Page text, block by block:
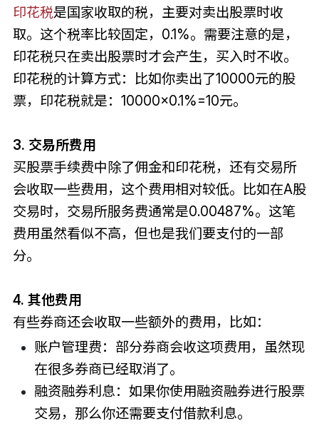
印花税是国家收取的税，主要对卖出股票时收
取。这个税率比较固定，0.1%。需要注意的是，
印花税只在卖出股票时才会产生，买入时不收。
印花税的计算方式：比如你卖出了10000元的股
票，印花税就是：10000×0.1%=10元。
3. 交易所费用
买股票手续费中除了佣金和印花税，还有交易所
会收取一些费用，这个费用相对较低。比如在A股
交易时，交易所服务费通常是0.00487%。这笔
费用虽然看似不高，但也是我们要支付的一部
分。
4. 其他费用
有些券商还会收取一些额外的费用，比如：
账户管理费：部分券商会收这项费用，虽然现
在很多券商已经取消了。
融资融券利息：如果你使用融资融券进行股票
交易，那么你还需要支付借款利息。